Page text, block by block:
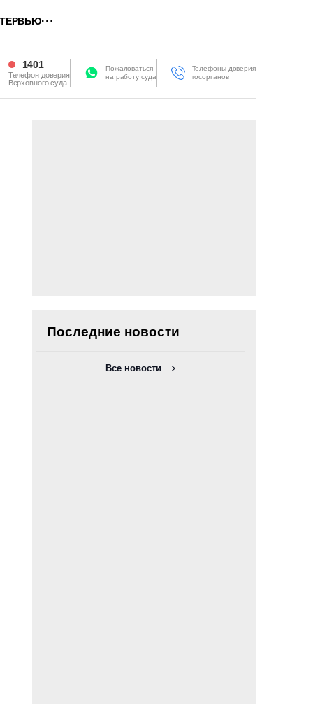
1401
Телефон доверия
Верховного суда
Пожаловаться
на работу суда
Телефоны доверия
госорганов
Последние новости
Все новости